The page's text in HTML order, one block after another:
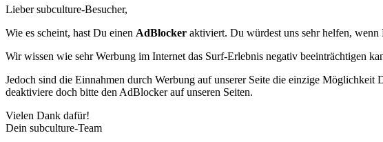
Lieber subculture-Besucher,
Wie es scheint, hast Du einen AdBlocker aktiviert. Du würdest uns sehr helfen, wenn
Wir wissen wie sehr Werbung im Internet das Surf-Erlebnis negativ beeinträchtigen
Jedoch sind die Einnahmen durch Werbung auf unserer Seite die einzige
deaktiviere doch bitte den AdBlocker auf unseren Seiten.
Vielen Dank dafür!
Dein subculture-Team